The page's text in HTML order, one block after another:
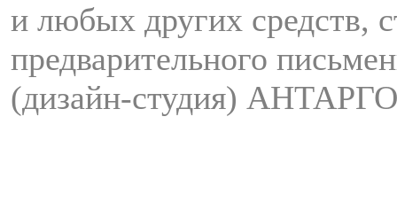
и любых других средств,
предварительного
(дизайн-студия)